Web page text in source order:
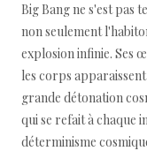
Big Bang ne s'est pas
non seulement
explosion infinie. Ses
les corps
grande détonation
qui se refait à chaque
déterminisme